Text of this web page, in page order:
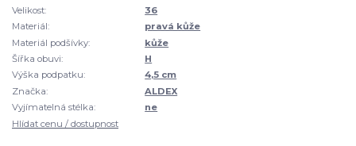
Velikost:
36
Materiál:
pravá kůže
Materiál podšívky:
kůže
Šířka obuvi:
H
Výška podpatku:
4,5 cm
Značka:
ALDEX
Vyjímatelná stélka:
ne
Hlídat cenu / dostupnost